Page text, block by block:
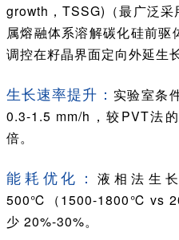
growth，TSSG)（最广泛采
属熔融体系溶解碳化硅前
调控在籽晶界面定向外延生
生长速率提升： 实验室条
0.3-1.5 mm/h，较PVT法
倍。
能耗优化： 液相法生
500℃（1500-1800℃ vs
少 20%-30%。